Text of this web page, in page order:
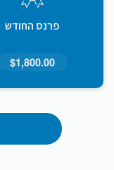
פרנס החודש
$1,800.00